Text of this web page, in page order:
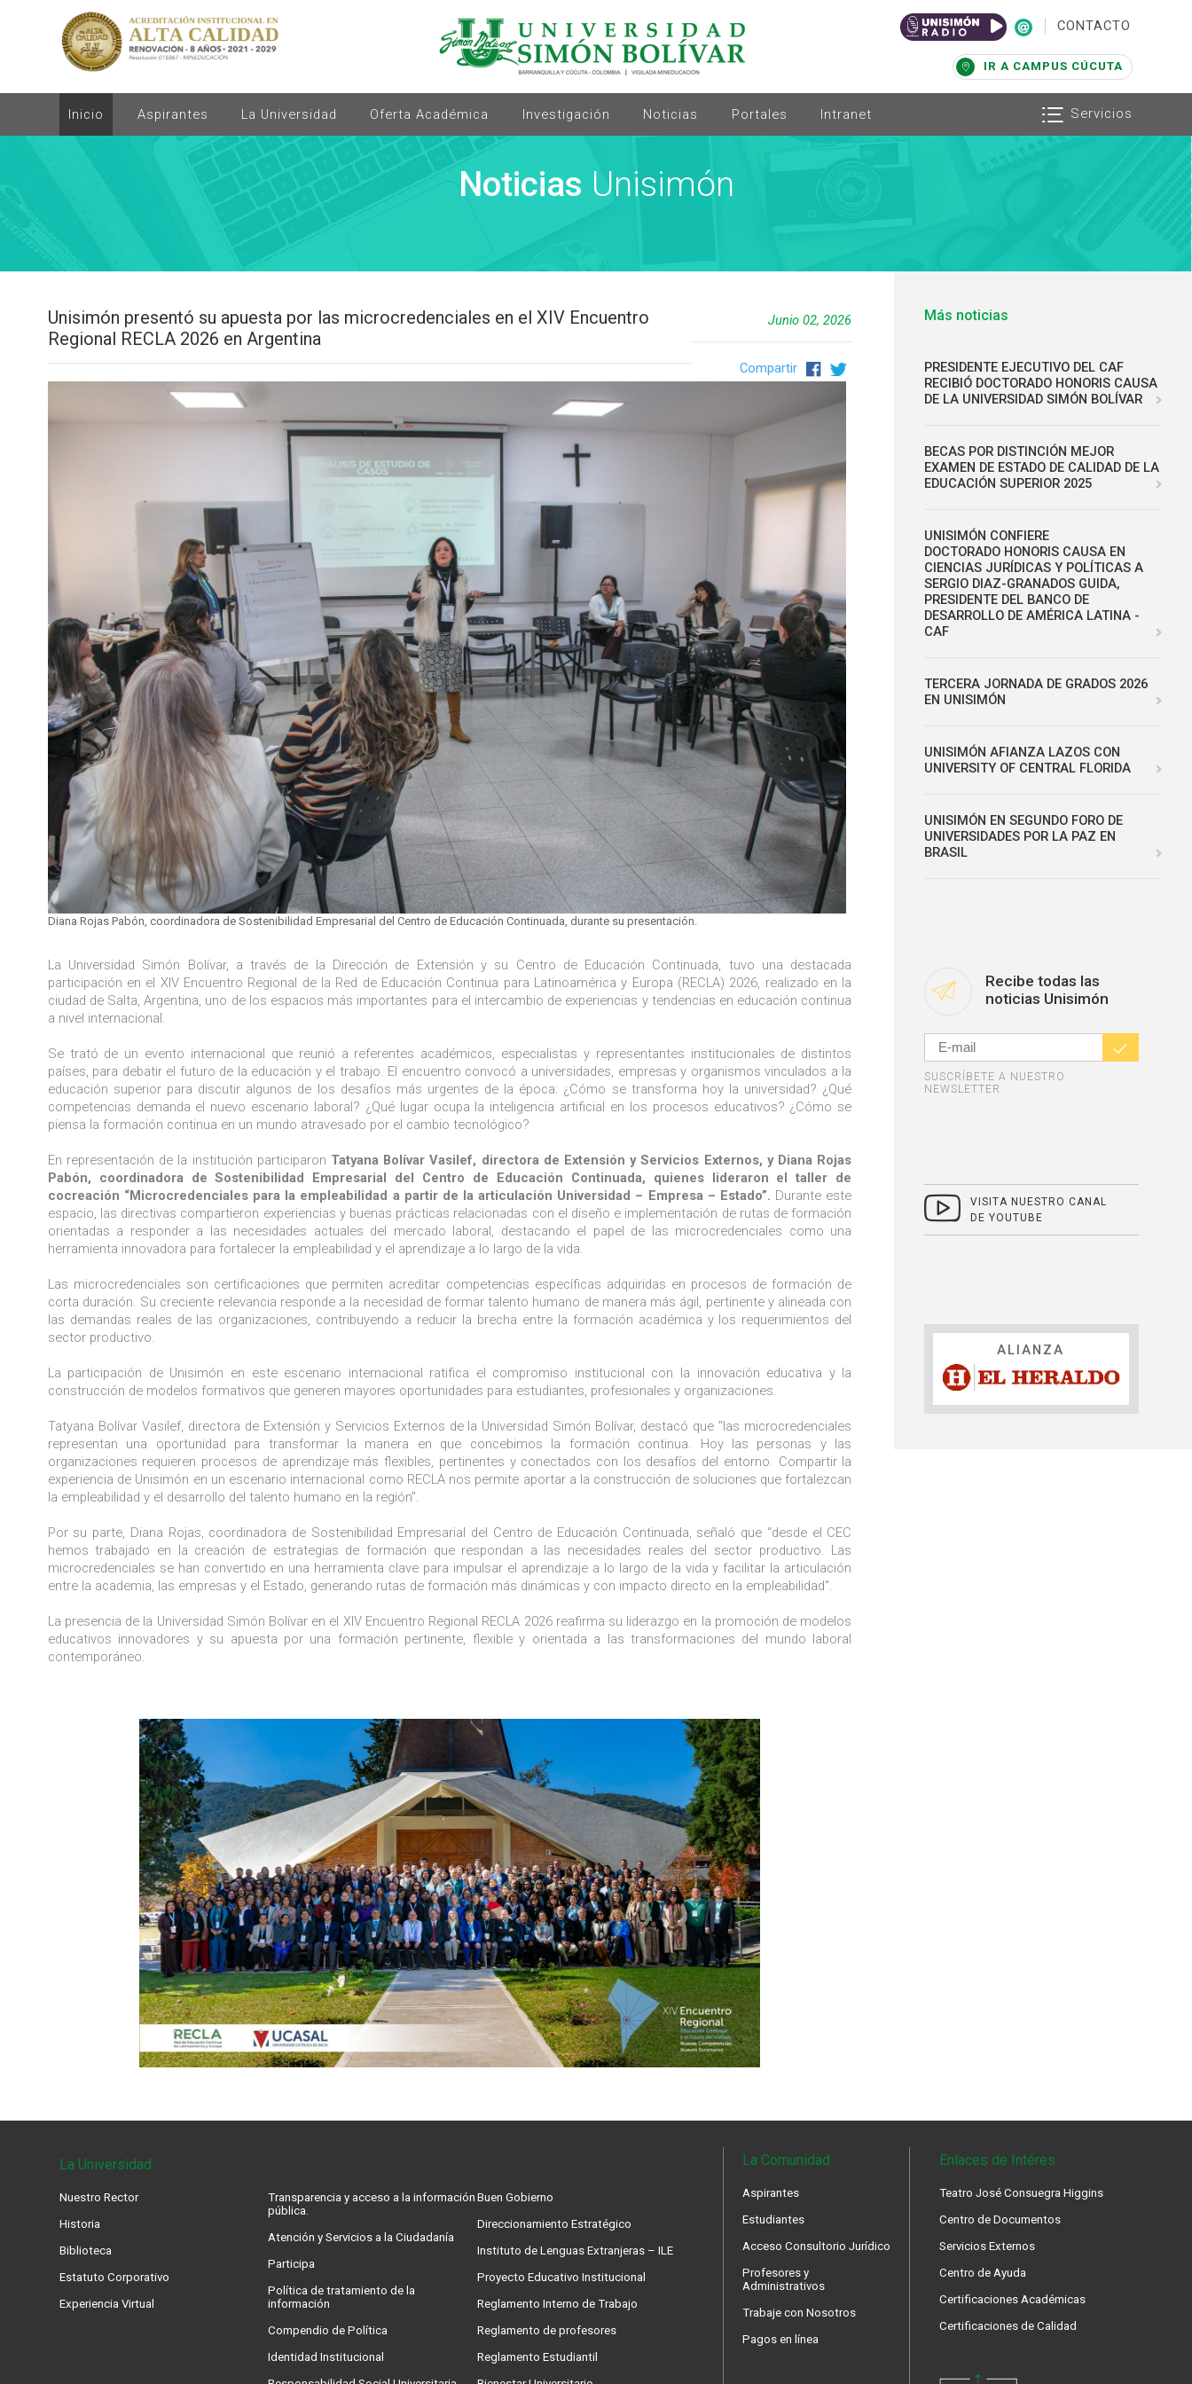
| CONTACTO
IR A CAMPUS CÚCUTA
Inicio Aspirantes La Universidad Oferta Académica Investigación Noticias Portales Intranet Servicios
Noticias Unisimón
Unisimón presentó su apuesta por las microcredenciales en el XIV Encuentro
Regional RECLA 2026 en Argentina
Junio 02, 2026
Compartir
Diana Rojas Pabón, coordinadora de Sostenibilidad Empresarial del Centro de Educación Continuada, durante su presentación.
La Universidad Simón Bolívar, a través de la Dirección de Extensión y su Centro de Educación Continuada, tuvo una destacada
participación en el XIV Encuentro Regional de la Red de Educación Continua para Latinoamérica y Europa (RECLA) 2026, realizado en la
ciudad de Salta, Argentina, uno de los espacios más importantes para el intercambio de experiencias y tendencias en educación continua
a nivel internacional.
Se trató de un evento internacional que reunió a referentes académicos, especialistas y representantes institucionales de distintos
países, para debatir el futuro de la educación y el trabajo. El encuentro convocó a universidades, empresas y organismos vinculados a la
educación superior para discutir algunos de los desafíos más urgentes de la época: ¿Cómo se transforma hoy la universidad? ¿Qué
competencias demanda el nuevo escenario laboral? ¿Qué lugar ocupa la inteligencia artificial en los procesos educativos? ¿Cómo se
piensa la formación continua en un mundo atravesado por el cambio tecnológico?
En representación de la institución participaron Tatyana Bolívar Vasilef, directora de Extensión y Servicios Externos, y Diana Rojas
Pabón, coordinadora de Sostenibilidad Empresarial del Centro de Educación Continuada, quienes lideraron el taller de
cocreación “Microcredenciales para la empleabilidad a partir de la articulación Universidad – Empresa – Estado”. Durante este
espacio, las directivas compartieron experiencias y buenas prácticas relacionadas con el diseño e implementación de rutas de formación
orientadas a responder a las necesidades actuales del mercado laboral, destacando el papel de las microcredenciales como una
herramienta innovadora para fortalecer la empleabilidad y el aprendizaje a lo largo de la vida.
Las microcredenciales son certificaciones que permiten acreditar competencias específicas adquiridas en procesos de formación de
corta duración. Su creciente relevancia responde a la necesidad de formar talento humano de manera más ágil, pertinente y alineada con
las demandas reales de las organizaciones, contribuyendo a reducir la brecha entre la formación académica y los requerimientos del
sector productivo.
La participación de Unisimón en este escenario internacional ratifica el compromiso institucional con la innovación educativa y la
construcción de modelos formativos que generen mayores oportunidades para estudiantes, profesionales y organizaciones.
Tatyana Bolívar Vasilef, directora de Extensión y Servicios Externos de la Universidad Simón Bolívar, destacó que "las microcredenciales
representan una oportunidad para transformar la manera en que concebimos la formación continua. Hoy las personas y las
organizaciones requieren procesos de aprendizaje más flexibles, pertinentes y conectados con los desafíos del entorno. Compartir la
experiencia de Unisimón en un escenario internacional como RECLA nos permite aportar a la construcción de soluciones que fortalezcan
la empleabilidad y el desarrollo del talento humano en la región".
Por su parte, Diana Rojas, coordinadora de Sostenibilidad Empresarial del Centro de Educación Continuada, señaló que “desde el CEC
hemos trabajado en la creación de estrategias de formación que respondan a las necesidades reales del sector productivo. Las
microcredenciales se han convertido en una herramienta clave para impulsar el aprendizaje a lo largo de la vida y facilitar la articulación
entre la academia, las empresas y el Estado, generando rutas de formación más dinámicas y con impacto directo en la empleabilidad".
La presencia de la Universidad Simón Bolívar en el XIV Encuentro Regional RECLA 2026 reafirma su liderazgo en la promoción de modelos
educativos innovadores y su apuesta por una formación pertinente, flexible y orientada a las transformaciones del mundo laboral
contemporáneo.
Más noticias
PRESIDENTE EJECUTIVO DEL CAF
RECIBIÓ DOCTORADO HONORIS CAUSA
DE LA UNIVERSIDAD SIMÓN BOLÍVAR
BECAS POR DISTINCIÓN MEJOR
EXAMEN DE ESTADO DE CALIDAD DE LA
EDUCACIÓN SUPERIOR 2025
UNISIMÓN CONFIERE
DOCTORADO HONORIS CAUSA EN
CIENCIAS JURÍDICAS Y POLÍTICAS A
SERGIO DIAZ-GRANADOS GUIDA,
PRESIDENTE DEL BANCO DE
DESARROLLO DE AMÉRICA LATINA -
CAF
TERCERA JORNADA DE GRADOS 2026
EN UNISIMÓN
UNISIMÓN AFIANZA LAZOS CON
UNIVERSITY OF CENTRAL FLORIDA
UNISIMÓN EN SEGUNDO FORO DE
UNIVERSIDADES POR LA PAZ EN
BRASIL
Recibe todas las
noticias Unisimón
SUSCRÍBETE A NUESTRO
NEWSLETTER
VISITA NUESTRO CANAL
DE YOUTUBE
ALIANZA
La Universidad
Nuestro Rector
Historia
Biblioteca
Estatuto Corporativo
Experiencia Virtual
Transparencia y acceso a la información
pública.
Atención y Servicios a la Ciudadanía
Participa
Política de tratamiento de la
información
Compendio de Política
Identidad Institucional
Buen Gobierno
Direccionamiento Estratégico
Instituto de Lenguas Extranjeras – ILE
Proyecto Educativo Institucional
Reglamento Interno de Trabajo
Reglamento de profesores
Reglamento Estudiantil
La Comunidad
Aspirantes
Estudiantes
Acceso Consultorio Jurídico
Profesores y
Administrativos
Trabaje con Nosotros
Pagos en línea
Enlaces de Intéres
Teatro José Consuegra Higgins
Centro de Documentos
Servicios Externos
Centro de Ayuda
Certificaciones Académicas
Certificaciones de Calidad